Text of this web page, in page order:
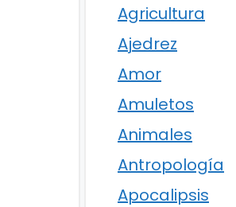
Agricultura
Ajedrez
Amor
Amuletos
Animales
Antropología
Apocalipsis